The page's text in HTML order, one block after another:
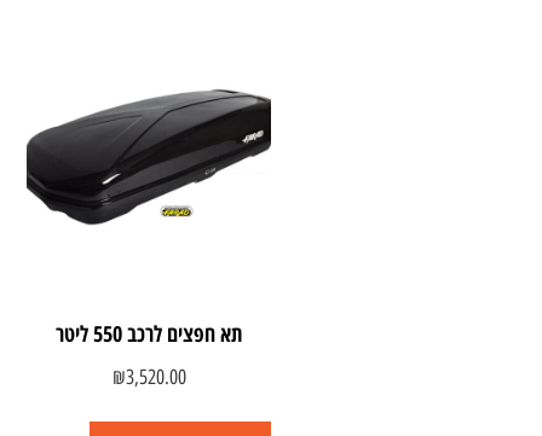
תא חפצים לרכב 550 ליטר
₪3,520.00